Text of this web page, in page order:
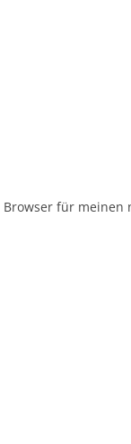
für meinen